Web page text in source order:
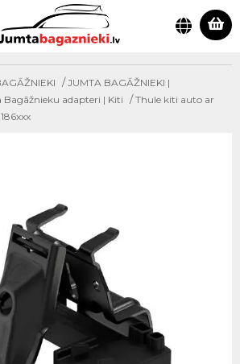
/JUMTA BAGĀŽNIEKI |
adapteri | Kiti /Thule kiti auto ar